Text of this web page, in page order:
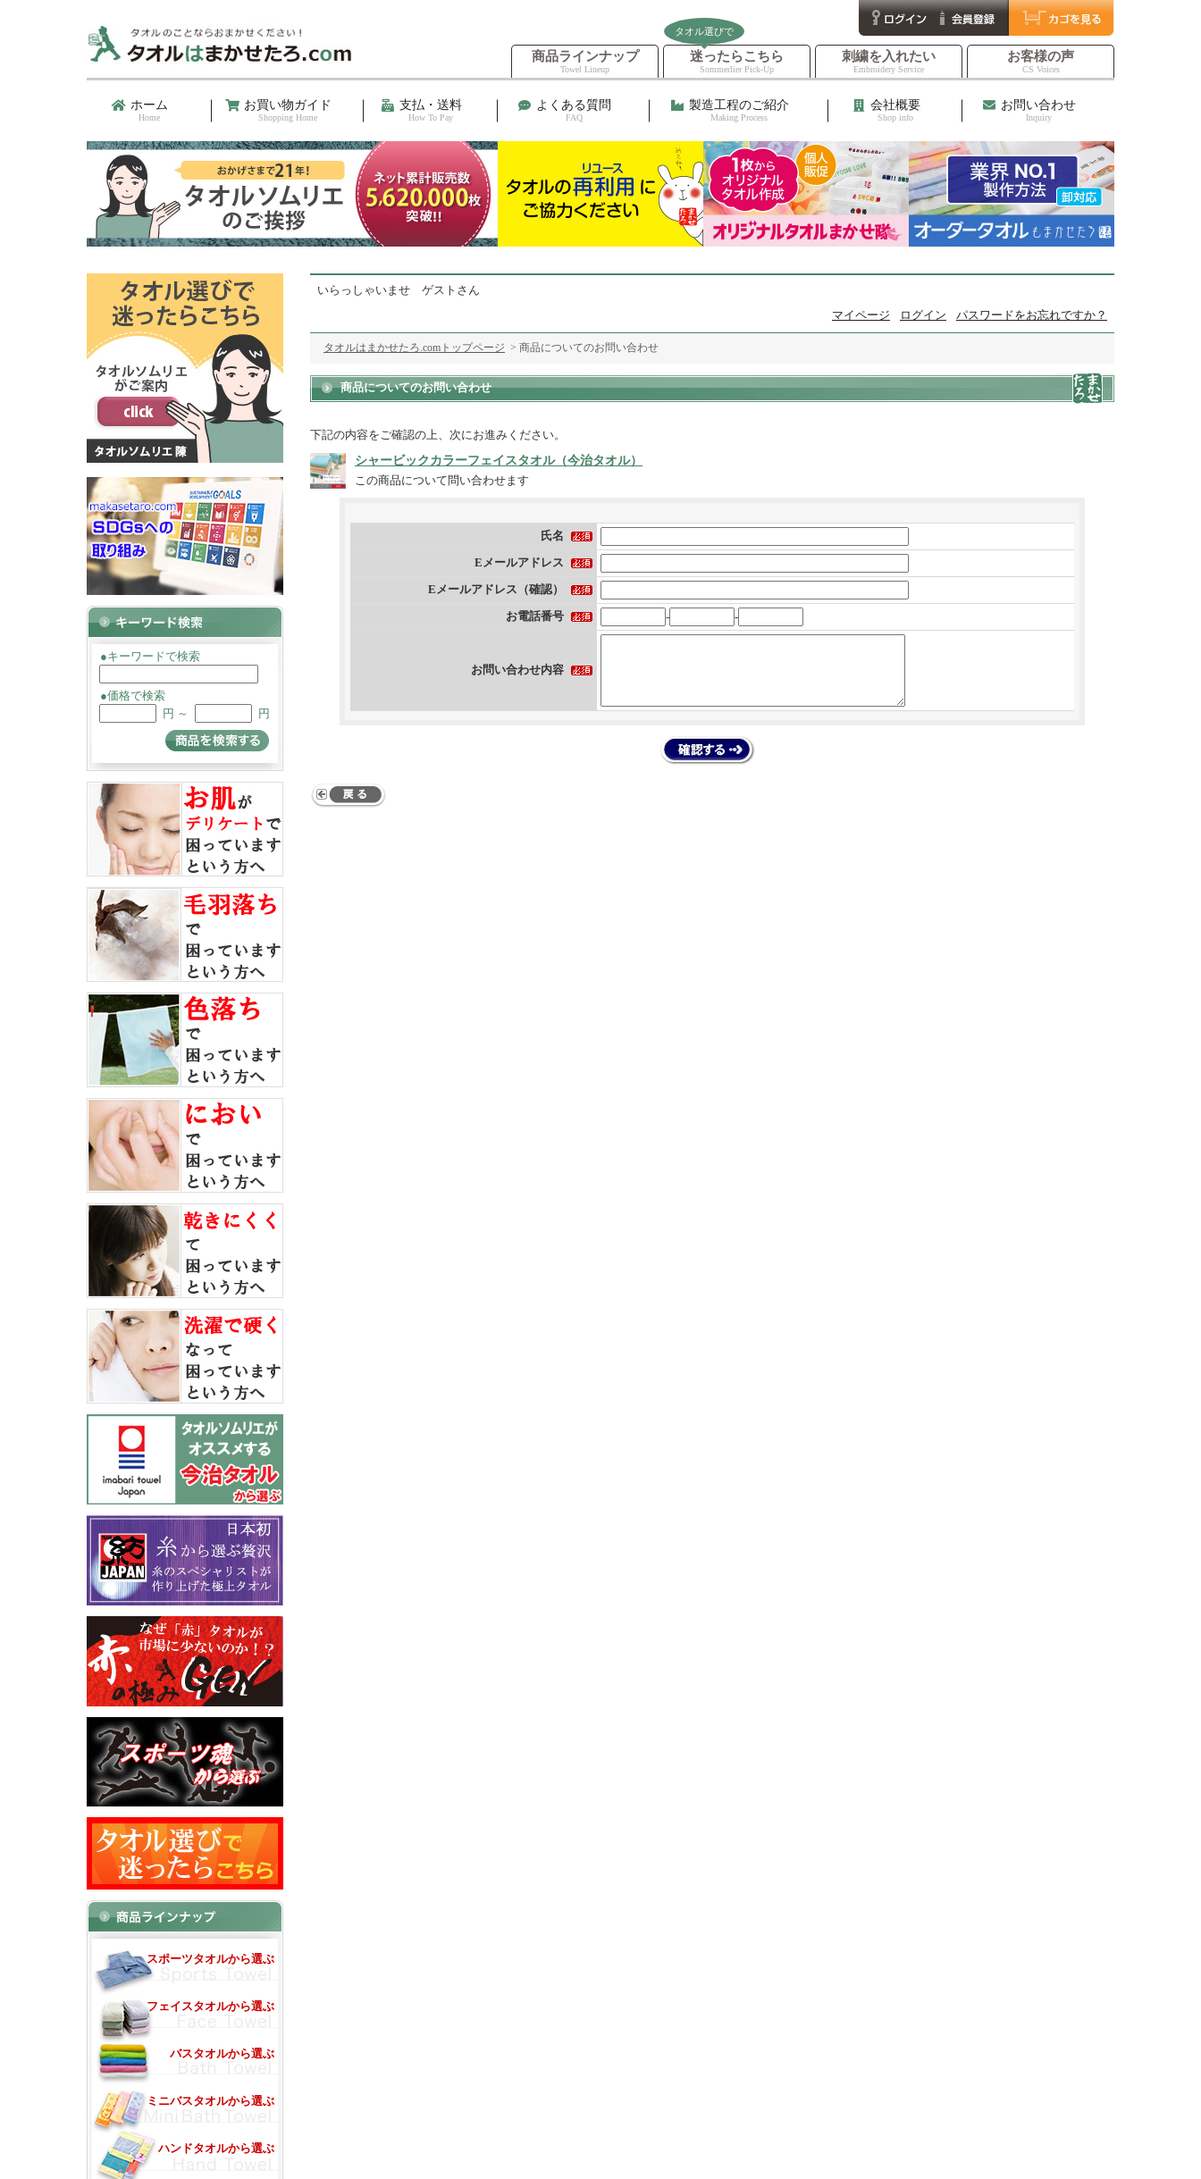
商品ラインナップ
Towel Lineup
迷ったらこちら
Sommerlier Pick-Up
タオル選びで
刺繍を入れたい
Embroidery Service
お客様の声
CS Voices
ホーム
Home
お買い物ガイド
Shopping Home
支払・送料
How To Pay
よくある質問
FAQ
製造工程のご紹介
Making Process
会社概要
Shop info
お問い合わせ
Inquiry
●キーワードで検索
●価格で検索
円 ～
円
スポーツタオルから選ぶ
フェイスタオルから選ぶ
バスタオルから選ぶ
ミニバスタオルから選ぶ
ハンドタオルから選ぶ
いらっしゃいませ ゲストさん
マイページ
ログイン パスワードをお忘れですか？
タオルはまかせたろ.comトップページ > 商品についてのお問い合わせ
商品についてのお問い合わせ
下記の内容をご確認の上、次にお進みください。
シャービックカラーフェイスタオル（今治タオル）
この商品について問い合わせます
氏名
Eメールアドレス
Eメールアドレス（確認）
お電話番号
- -
お問い合わせ内容